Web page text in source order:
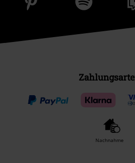
Zahlungsarten
Nachnahme